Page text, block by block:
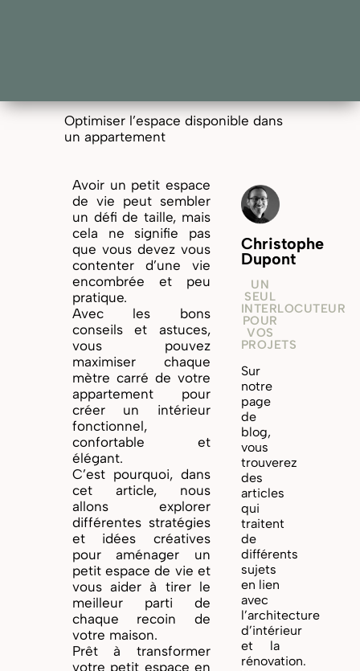
Optimiser l’espace disponible dans
un appartement
Avoir un petit espace
de vie peut sembler
un défi de taille, mais
cela ne signifie pas
que vous devez vous
contenter d’une vie
encombrée et peu
pratique.
Avec les bons
conseils et astuces,
vous pouvez
maximiser chaque
mètre carré de votre
appartement pour
créer un intérieur
fonctionnel,
confortable et
élégant.
C’est pourquoi, dans
cet article, nous
allons explorer
différentes stratégies
et idées créatives
pour aménager un
petit espace de vie et
vous aider à tirer le
meilleur parti de
chaque recoin de
votre maison.
Prêt à transformer
votre petit espace en
Christophe
Dupont
UN
SEUL
INTERLOCUTEUR
POUR
VOS
PROJETS
Sur
notre
page
de
blog,
vous
trouverez
des
articles
qui
traitent
de
différents
sujets
en lien
avec
l’architecture
d’intérieur
et la
rénovation.